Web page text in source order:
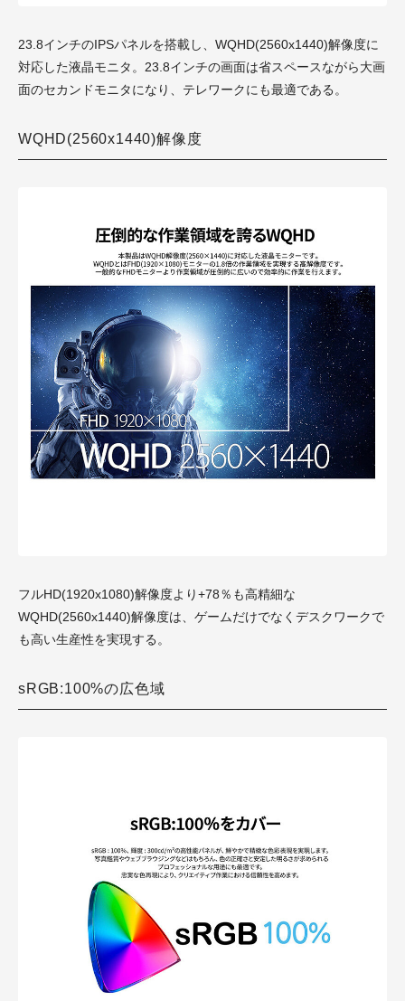
23.8インチのIPSパネルを搭載し、WQHD(2560x1440)解像度に
対応した液晶モニタ。23.8インチの画面は省スペースながら大画
面のセカンドモニタになり、テレワークにも最適である。
WQHD(2560x1440)解像度
フルHD(1920x1080)解像度より+78％も高精細な
WQHD(2560x1440)解像度は、ゲームだけでなくデスクワークで
も高い生産性を実現する。
sRGB:100%の広色域